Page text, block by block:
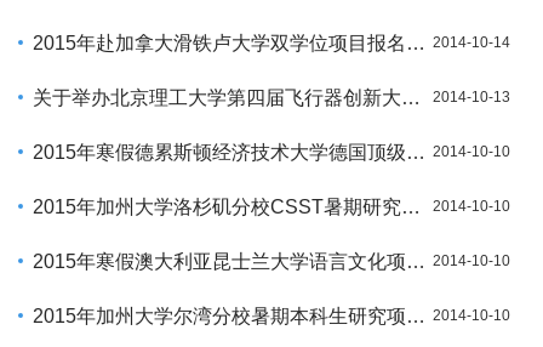
2015年赴加拿大滑铁卢大学双学位项目报名通知 2014-10-14
关于举办北京理工大学第四届飞行器创新大赛的通知 2014-10-13
2015年寒假德累斯顿经济技术大学德国顶级企业冬令营项目通知 2014-10-10
2015年加州大学洛杉矶分校CSST暑期研究项目报名通知 2014-10-10
2015年寒假澳大利亚昆士兰大学语言文化项目报名通知 2014-10-10
2015年加州大学尔湾分校暑期本科生研究项目报名通知 2014-10-10